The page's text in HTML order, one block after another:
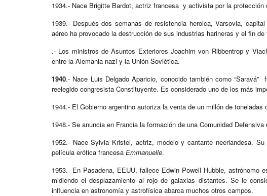
1934.- Nace Brigitte Bardot, actriz francesa y activista por la protección
1939.- Después dos semanas de resistencia heroica, Varsovia,
aéreo ha provocado la destrucción de sus industrias harineras y el fin
.- Los ministros de Asuntos Exteriores Joachim von Ribbentrop y
entre la Alemania nazi y la Unión Soviética.
1940.- Nace Luis Delgado Aparicio, conocido también como
reelegido congresista Constituyente. Es considerado uno de los más
1944.- El Gobierno argentino autoriza la venta de un millón de
1948.- Se anuncia en Francia la formación de una Comunidad
1952.- Nace Sylvia Kristel, actriz, modelo y cantante neerlandesa.
película erótica francesa Emmanuelle.
1953.- En Pasadena, EEUU, fallece Edwin Powell Hubble, astrónomo
midiendo el desplazamiento al rojo de galaxias distantes. Se le
influencia en astronomía y astrofísica abarca muchos otros campos.